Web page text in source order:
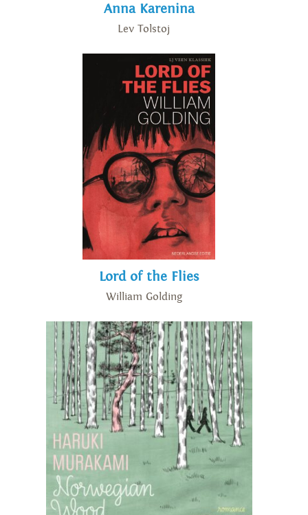
Anna Karenina
Lev Tolstoj
Lord of the Flies
William Golding